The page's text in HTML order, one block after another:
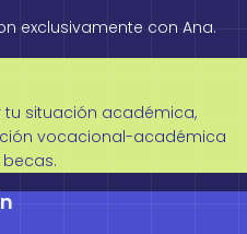
exclusivamente con Ana.
tu situación académica,
vocacional-académica